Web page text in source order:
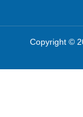
Copyright ©